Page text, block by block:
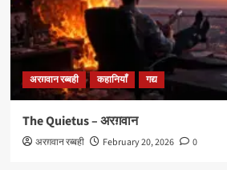
अरग़वान रब्बही कहानियाँ गद्य
The Quietus – अरग़वान
अरग़वान रब्बही February 20, 2026 0